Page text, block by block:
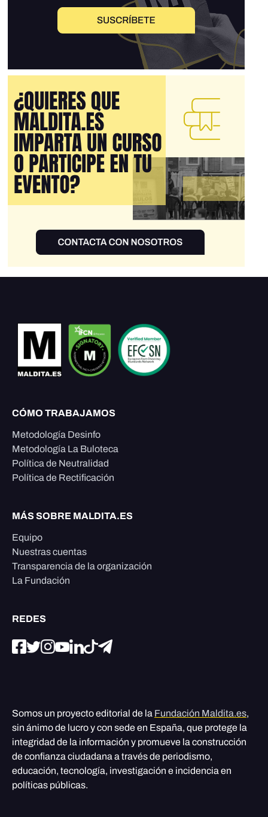
CÓMO TRABAJAMOS
Metodología Desinfo
Metodología La Buloteca
Política de Neutralidad
Política de Rectificación
MÁS SOBRE MALDITA.ES
Equipo
Nuestras cuentas
Transparencia de la organización
La Fundación
REDES
Somos un proyecto editorial de la Fundación Maldita.es,
sin ánimo de lucro y con sede en España, que protege la
integridad de la información y promueve la construcción
de confianza ciudadana a través de periodismo,
educación, tecnología, investigación e incidencia en
políticas públicas.